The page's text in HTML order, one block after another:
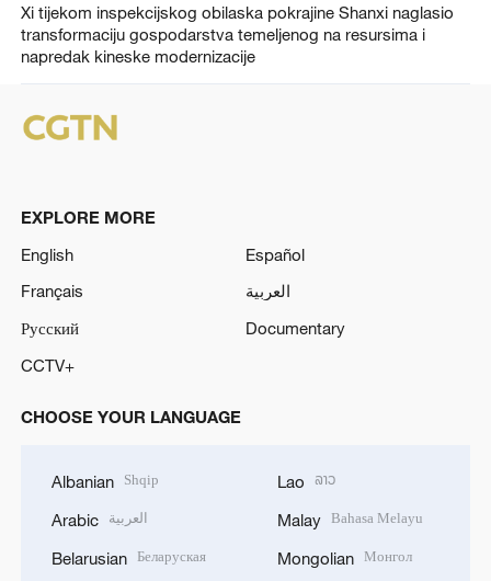
Xi tijekom inspekcijskog obilaska pokrajine Shanxi naglasio
transformaciju gospodarstva temeljenog na resursima i
napredak kineske modernizacije
EXPLORE MORE
English
Español
Français
العربية
Русский
Documentary
CCTV+
CHOOSE YOUR LANGUAGE
Albanian Shqip
Arabic العربية
Belarusian Беларуская
Lao ລາວ
Malay Bahasa Melayu
Mongolian Монгол